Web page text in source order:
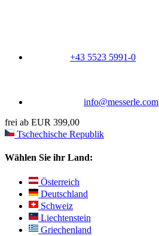
+43 5523 5991-0
info@messerle.com
frei ab EUR 399,00
Tschechische Republik
Wählen Sie ihr Land:
Österreich
Deutschland
Schweiz
Liechtenstein
Griechenland